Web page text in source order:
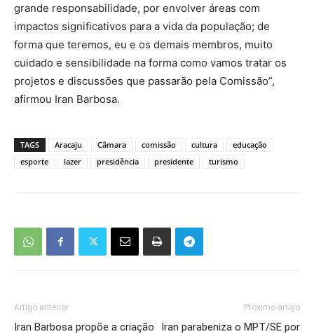
grande responsabilidade, por envolver áreas com
impactos significativos para a vida da população; de
forma que teremos, eu e os demais membros, muito
cuidado e sensibilidade na forma como vamos tratar os
projetos e discussões que passarão pela Comissão”,
afirmou Iran Barbosa.
TAGS Aracaju Câmara comissão cultura
educação
esporte
lazer presidência presidente turismo
Artigo anterior
Iran Barbosa propõe a criação
Próximo artigo
Iran parabeniza o MPT/SE por